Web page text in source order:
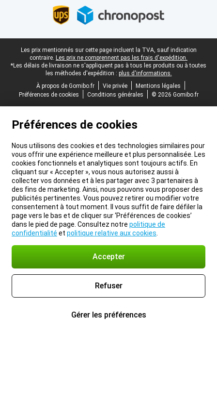
Pied-de-page légal
Les prix mentionnés sur cette page incluent la TVA, sauf indication
contraire. Les prix ne comprennent pas les frais d'expédition.
*Les délais de livraison ne s'appliquent pas à tous les produits ou à toutes
les méthodes d'expédition : plus d'informations.
À propos de Gomibo.fr
Vie privée
Mentions légales
Préférences de cookies
Conditions générales © 2026 Gomibo.fr
Préférences de cookies
Nous utilisons des cookies et des technologies similaires pour
vous offrir une expérience meilleure et plus personnalisée. Les
cookies fonctionnels et analytiques sont toujours actifs. En
cliquant sur « Accepter », vous nous autorisez aussi à
collecter vos données et à les partager avec 3 partenaires à
des fins de marketing. Ainsi, nous pouvons vous proposer des
publicités pertinentes. Vous pouvez retirer ou modifier votre
consentement à tout moment. Il vous suffit de faire défiler la
page vers le bas et de cliquer sur ‘Préférences de cookies’
dans le pied de page. Consultez notre politique de
confidentialité et politique relative aux cookies
Accepter
Refuser
Gérer les préférences